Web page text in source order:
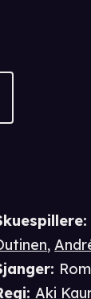
:
,
:
:Aki